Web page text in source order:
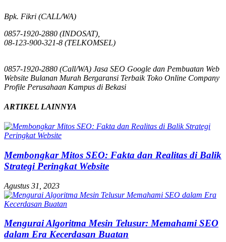
Bpk. Fikri (CALL/WA)
0857-1920-2880 (INDOSAT),
08-123-900-321-8 (TELKOMSEL)
0857-1920-2880 (Call/WA) Jasa SEO Google dan Pembuatan Web
Website Bulanan Murah Bergaransi Terbaik Toko Online Company
Profile Perusahaan Kampus di Bekasi
ARTIKEL LAINNYA
Membongkar Mitos SEO: Fakta dan Realitas di Balik
Strategi Peringkat Website
Agustus 31, 2023
Mengurai Algoritma Mesin Telusur: Memahami SEO
dalam Era Kecerdasan Buatan